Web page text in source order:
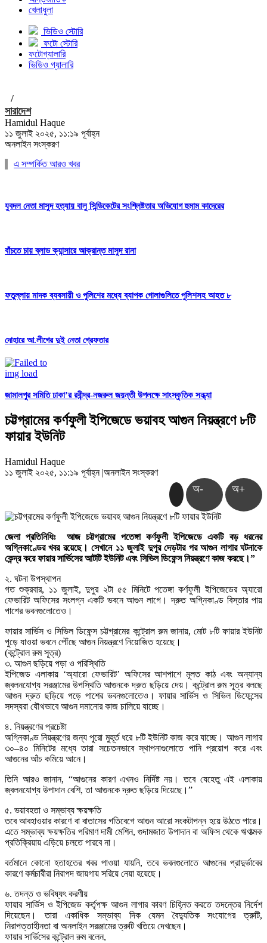
খেলাধুলা
ভিডিও স্টোরি
ফটো স্টোরি
ফটোগ্যালারি
ভিডিও গ্যালারি
/
সারাদেশ
Hamidul Haque
১১ জুলাই ২০২৫, ১১:১৯ পূর্বাহ্ন
অনলাইন সংস্করণ
এ সম্পর্কিত আরও খবর
যুবদল নেতা মাসুদ হত্যায় বালু সিন্ডিকেটের সংশ্লিষ্টতার অভিযোগ হুমাম কাদেরের
বাঁচতে চায় ব্লাড ক্যান্সারে আক্রান্ত মাসুদ রানা
ফতুল্লায় মাদক ব্যবসায়ী ও পুলিশের মধ্যে ব্যাপক গোলাগুলিতে পুলিশসহ আহত ৮
দোহারে আ.লীগের দুই নেতা গ্রেফতার
জামালপুর সমিতি ঢাকা’র রবীন্দ্র-নজরুল জয়ন্তী উপলক্ষে সাংস্কৃতিক সন্ধ্যা
চট্টগ্রামের কর্ণফুলী ইপিজেডে ভয়াবহ আগুন নিয়ন্ত্রণে ৮টি
ফায়ার ইউনিট
Hamidul Haque
১১ জুলাই ২০২৫, ১১:১৯ পূর্বাহ্ন |অনলাইন সংস্করণ
অ- অ+
জেলা প্রতিনিধিঃ আজ চট্টগ্রামের পতেঙ্গা কর্ণফুলী ইপিজেডে একটি বড় ধরনের
অগ্নিকাণ্ডের খবর রয়েছে। সেখানে ১১ জুলাই দুপুর দেড়টার পর আগুন লাগার ঘটনাকে
কেন্দ্র করে ফায়ার সার্ভিসের আটটি ইউনিট এবং সিভিল ডিফেন্স নিয়ন্ত্রণে কাজ করছে।”
২. ঘটনা উপস্থাপন
গত শুক্রবার, ১১ জুলাই, দুপুর ২টা ৫৫ মিনিটে পতেঙ্গা কর্ণফুলী ইপিজেডের অ্যারো
ফেভারিট অফিসের সংলগ্ন একটি ভবনে আগুন লাগে। দ্রুত অগ্নিকাণ্ড বিস্তার পায়
পাশের ভবনগুলোতেও।
ফায়ার সার্ভিস ও সিভিল ডিফেন্স চট্টগ্রামের কন্ট্রোল রুম জানায়, মোট ৮টি ফায়ার ইউনিট
পুড়ে যাওয়া ভবনে পৌঁছে আগুন নিয়ন্ত্রণে নিয়োজিত হয়েছে।
(কন্ট্রোল রুম সূত্র)
৩. আগুন ছড়িয়ে পড়া ও পরিস্থিতি
ইপিজেড এলাকায় ‘অ্যারো ফেভারিট’ অফিসের আশপাশে মূলত কাঠ এবং অন্যান্য
জ্বলনযোগ্য সরঞ্জামের উপস্থিতি আগুনকে দ্রুত ছড়িয়ে দেয়। কন্ট্রোল রুম সূত্র বলছে
আগুন দ্রুত ছড়িয়ে পড়ে পাশের ভবনগুলোতেও। ফায়ার সার্ভিস ও সিভিল ডিফেন্সের
সদস্যরা যৌথভাবে আগুন দমানোর কাজ চালিয়ে যাচ্ছে।
৪. নিয়ন্ত্রণের প্রচেষ্টা
অগ্নিকাণ্ড নিয়ন্ত্রণের জন্য পুরো মুহূর্ত ধরে ৮টি ইউনিট কাজ করে যাচ্ছে। আগুন লাগার
৩০–৪০ মিনিটের মধ্যে তারা সচেতনভাবে স্থাপনাগুলোতে পানি প্রয়োগ করে এবং
আগুনের আঁচ কমিয়ে আনে।
তিনি আরও জানান, “আগুনের কারণ এখনও নির্দিষ্ট নয়। তবে যেহেতু এই এলাকায়
জ্বলনযোগ্য উপাদান বেশি, তা আগুনকে দ্রুত ছড়িয়ে দিয়েছে।”
৫. ভয়াবহতা ও সম্ভাব্য ক্ষয়ক্ষতি
তবে আবহাওয়ার কারণে বা বাতাসের গতিবেগে আগুন আরো সংকটাপন্ন হয়ে উঠতে পারে।
এতে সম্ভাব্য ক্ষয়ক্ষতির পরিমাণ দামী মেশিন, গুদামজাত উপাদান বা অফিস থেকে ঋণাত্মক
প্রতিক্রিয়ায় এড়িয়ে চলতে পারবে না।
বর্তমানে কোনো হতাহতের খবর পাওয়া যায়নি, তবে ভবনগুলোতে আগুনের প্রাদুর্ভাবের
কারণে কর্মচারীরা নিরাপদ জায়গায় সরিয়ে নেয়া হয়েছে।
৬. তদন্ত ও ভবিষ্যৎ করণীয়
ফায়ার সার্ভিস ও ইপিজেড কর্তৃপক্ষ আগুন লাগার কারণ চিহ্নিত করতে তদন্তের নির্দেশ
দিয়েছেন। তারা একাধিক সম্ভাব্য দিক যেমন বৈদ্যুতিক সংযোগের ত্রুটি,
নিরাপত্তাহীনতা বা অনলাইন সরঞ্জামের ত্রুটি খতিয়ে দেখছেন।
ফায়ার সার্ভিসের কন্ট্রোল রুম বলেন,